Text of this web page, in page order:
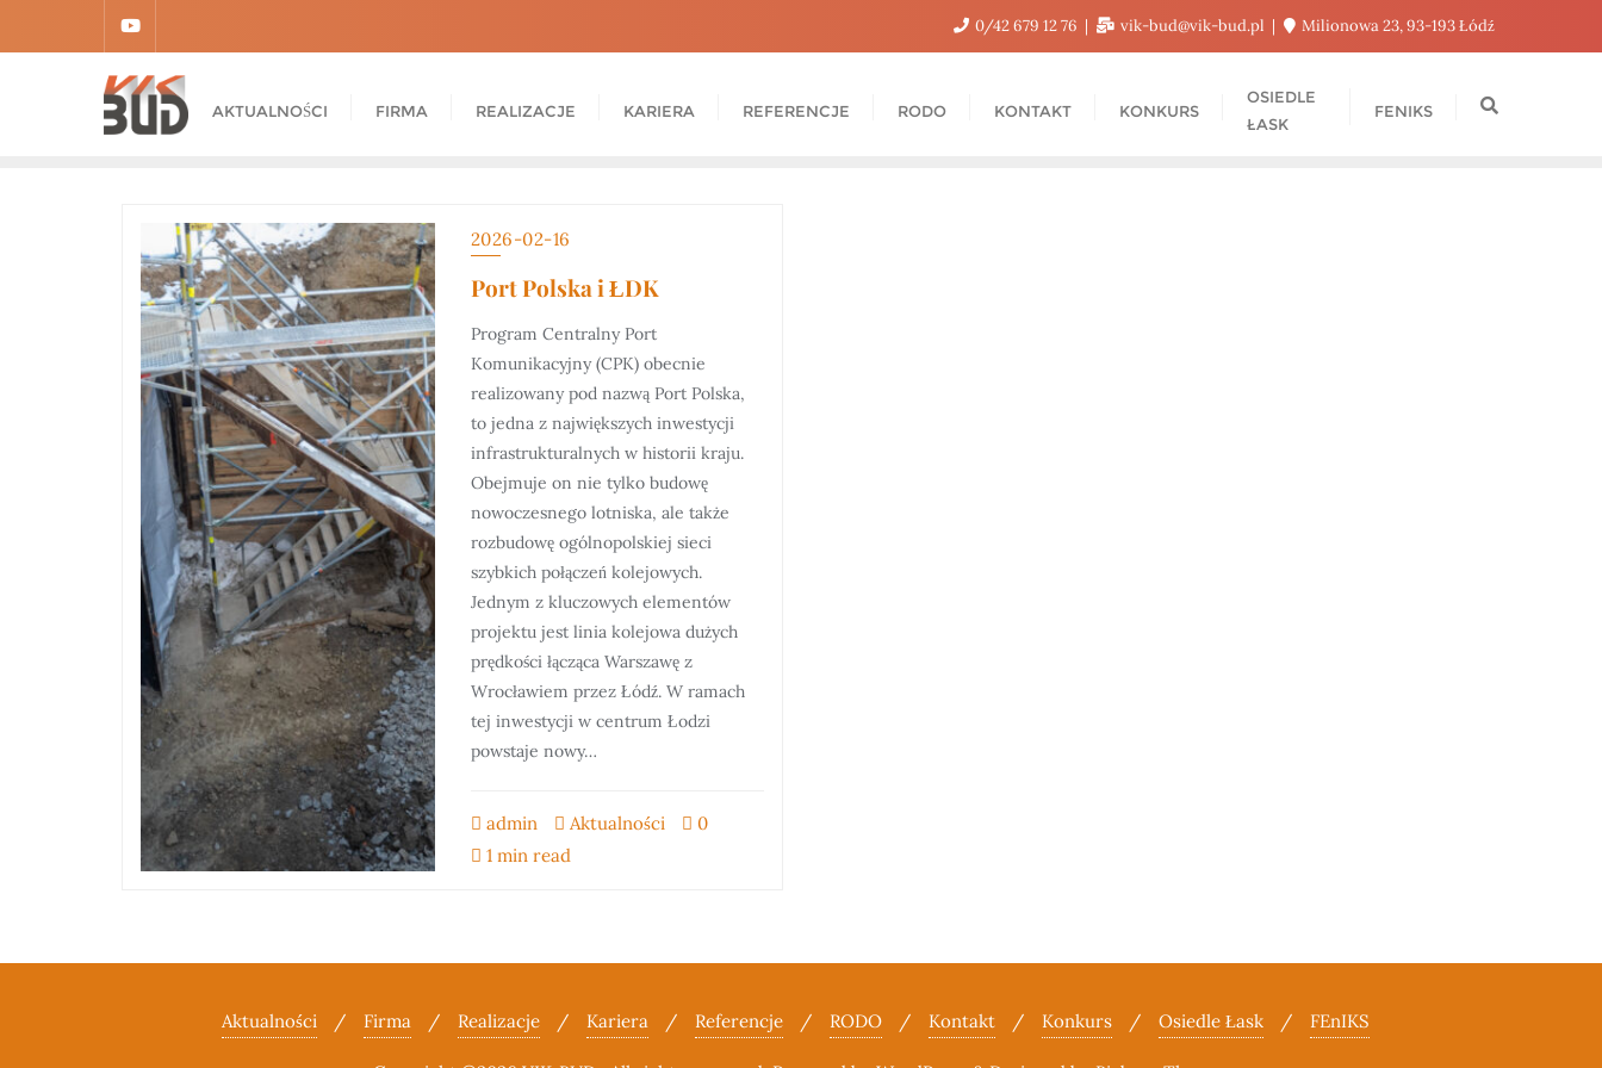
0/42 679 12 76 vik-bud@vik-bud.pl Milionowa 23, 93-193 Łódź
AKTUALNOŚCI FIRMA REALIZACJE KARIERA REFERENCJE RODO KONTAKT KONKURS
OSIEDLE
ŁASK
FENIKS
2026-02-16
Port Polska i ŁDK
Program Centralny Port
Komunikacyjny (CPK) obecnie
realizowany pod nazwą Port Polska,
to jedna z największych inwestycji
infrastrukturalnych w historii kraju.
Obejmuje on nie tylko budowę
nowoczesnego lotniska, ale także
rozbudowę ogólnopolskiej sieci
szybkich połączeń kolejowych.
Jednym z kluczowych elementów
projektu jest linia kolejowa dużych
prędkości łącząca Warszawę z
Wrocławiem przez Łódź. W ramach
tej inwestycji w centrum Łodzi
powstaje nowy…
admin Aktualności
0
1 min read
Aktualności Firma Realizacje Kariera Referencje RODO Kontakt Konkurs Osiedle Łask FEnIKS